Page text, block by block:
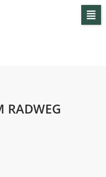
RADWEG